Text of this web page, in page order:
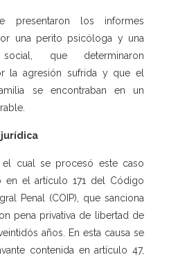
presentaron los informes
una perito psicóloga y una
social, que determinaron
la agresión sufrida y que el
se encontraban en un
jurídica
cual se procesó este caso
en el artículo 171 del Código
Penal (COIP), que sanciona
pena privativa de libertad de
años. En esta causa se
contenida en artículo 47,